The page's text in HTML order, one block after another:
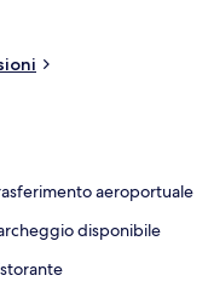
aeroportuale
disponibile